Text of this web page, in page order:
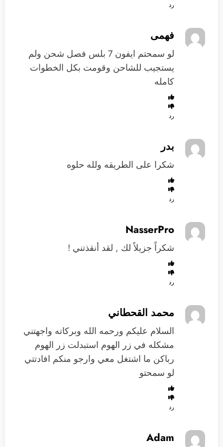
رد
فهمى
لو سمحتم ايفون 7 بلس فصل شحن ولم
يستجيب للشاحن وقومت بكل الخطوات
كامله
رد
بدر
شكرا على الطريقه ولله حلوه
رد
NasserPro
شكراً جزيلاً لك , لقد أنقذتني !
رد
محمد القحطاني
السلام عليكم ورحمه الله وبركاته واجهتني
مشكله في زر الهوم استبدلت زر الهوم
رباكن ما اشتغل معي وارجو منكم افادتتي
لو سمحتو
رد
Adam